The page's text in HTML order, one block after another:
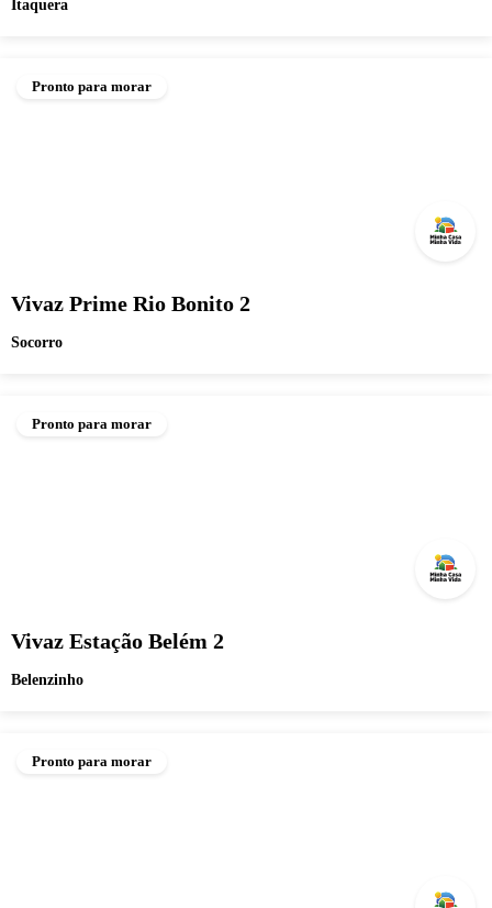
Itaquera
Pronto para morar
Vivaz Prime Rio Bonito 2
Socorro
Pronto para morar
Vivaz Estação Belém 2
Belenzinho
Pronto para morar